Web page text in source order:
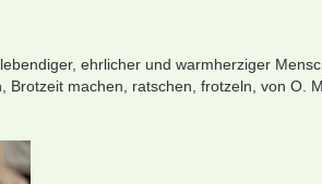
ehrlicher und warmherziger
Brotzeit machen, ratschen, frotzeln, von O.